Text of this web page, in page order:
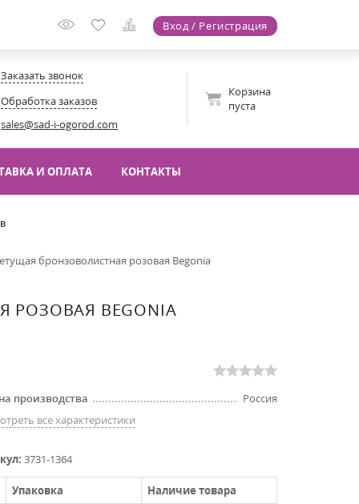
Вход / Регистрация
Заказать звонок
Обработка заказов
sales@sad-i-ogorod.com
Корзина
пуста
И ОПЛАТА КОНТАКТЫ
бронзоволистная розовая Begonia
BEGONIA
производства
Россия
все характеристики
3731-1364
Упаковка
Наличие товара